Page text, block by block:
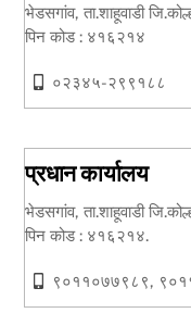
भेडसगांव, ता.शाहूवाडी
पिन कोड : ४१६२१४
०२३४५-२९९१८८
प्रधान कार्यालय
भेडसगांव, ता.शाहूवाडी
पिन कोड : ४१६२१४.
९०११०७७९८९,